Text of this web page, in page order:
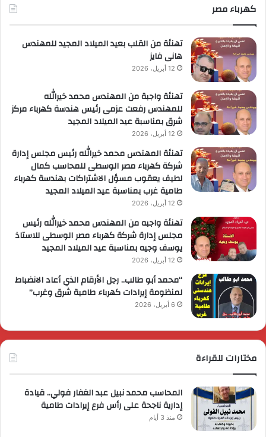
الوزارية
كهرباء مصر
تهنئة من القلب بعيد الميلاد المجيد للمهندس
هانى فايز
12 أبريل، 2026
تهنئة واجبة من المهندس محمد خيرالله
للمهندس رفعت عزمى رئيس هندسة كهرباء مركز
شرق بمناسبة عيد الميلاد المجيد
12 أبريل، 2026
تهنئة المهندس محمد خيرالله رئيس مجلس إدارة
شركة كهرباء مصر الوسطى للمحاسب كمال
لطيف يعقوب مسؤل الاشتراكات بهندسة كهرباء
طامية غرب بمناسبة عيد الميلاد المجيد
12 أبريل، 2026
تهنئة واجبه من المهندس محمد خيرالله رئيس
مجلس إدارة شركة كهرباء مصر الوسطى للاستاذ
يوسف وجيه بمناسبة عيد الميلاد المجيد
12 أبريل، 2026
“محمد أبو طالب.. رجل الأرقام الذي أعاد الانضباط
لمنظومة إيرادات كهرباء طامية شرق وغرب”
6 أبريل، 2026
مختارات للقراءة
المحاسب محمد نبيل عبد الغفار فولي.. قيادة
إدارية ناجحة على رأس فرع إيرادات طامية
منذ 3 أيام